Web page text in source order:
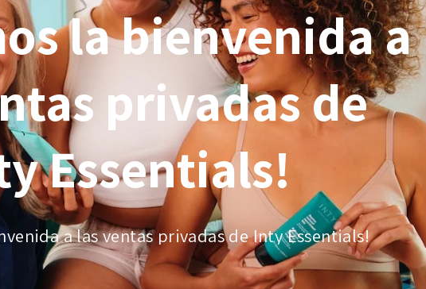
la bienvenida a
privadas de
Essentials!
a las ventas privadas de Inty Essentials!